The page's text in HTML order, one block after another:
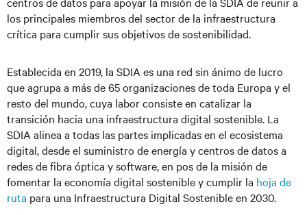
los principales miembros del sector de la infraestructura
crítica para cumplir sus objetivos de sostenibilidad.
Establecida en 2019, la SDIA es una red sin ánimo de lucro
que agrupa a más de 65 organizaciones de toda Europa y el
resto del mundo, cuya labor consiste en catalizar la
transición hacia una infraestructura digital sostenible. La
SDIA alinea a todas las partes implicadas en el ecosistema
digital, desde el suministro de energía y centros de datos a
redes de fibra óptica y software, en pos de la misión de
fomentar la economía digital sostenible y cumplir la hoja de
ruta para una Infraestructura Digital Sostenible en 2030.